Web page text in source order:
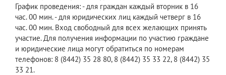
График проведения: - для граждан каждый вторник в 16
час. 00 мин. - для юридических лиц каждый четверг в 16
час. 00 мин. Вход свободный для всех желающих принять
участие. Для получения информации по участию граждане
и юридические лица могут обратиться по номерам
телефонов: 8 (8442) 35 28 80, 8 (8442) 35 33 22, 8 (8442) 35
33 21.